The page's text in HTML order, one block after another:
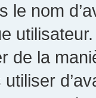
le nom
utilisateur.
de la